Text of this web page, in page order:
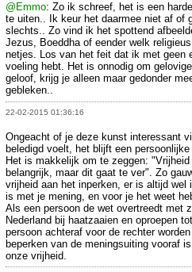
@Emmo: Zo ik schreef, het is een
te uiten.. Ik keur het daarmee niet af of
slechts.. Zo vind ik het spottend
Jezus, Boeddha of eender welk
netjes. Los van het feit dat ik met geen
voeling hebt. Het is onnodig om
geloof, krijg je alleen maar gedonder
gebleken..
22-02-2015 01:36:16
Ongeacht of je deze kunst interessant
beledigd voelt, het blijft een
Het is makkelijk om te zeggen:
belangrijk, maar dit gaat te ver". Zo
vrijheid aan het inperken, er is altijd wel
is met je mening, en voor je het weet
Als een persoon de wet overtreedt met
Nederland bij haatzaaien en oproepen
persoon achteraf voor de rechter
beperken van de meningsuiting vooraf
onze vrijheid.